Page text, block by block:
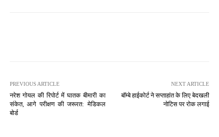
PREVIOUS ARTICLE
नरेश गोयल की रिपोर्ट में घातक बीमारी का
संकेत, आगे परीक्षण की जरूरत: मेडिकल
बोर्ड
NEXT ARTICLE
बॉम्बे हाईकोर्ट ने सप्ताहांत के लिए बेदखली
नोटिस पर रोक लगाई